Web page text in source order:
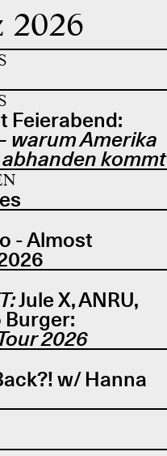
2026
Feierabend:
warum Amerika
kommt
- Almost
Jule X, ANRU,
Burger:
2026
w/ Hanna